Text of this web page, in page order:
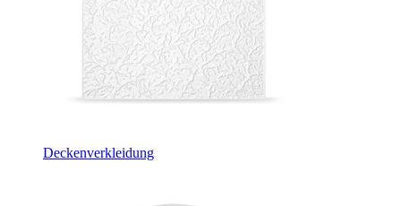
Deckenverkleidung